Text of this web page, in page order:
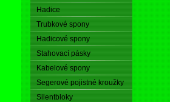
Hadice
Trubkové spony
Hadicové spony
Stahovací pásky
Kabelové spony
Segerové pojistné kroužky
Silentbloky